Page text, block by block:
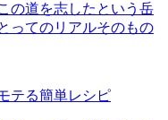
の道を志したという岳
ってのリアルそのもの
テる簡単レシピ